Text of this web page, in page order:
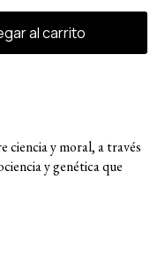
ciencia y moral, a través
y genética que